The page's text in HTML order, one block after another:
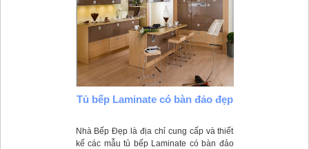
Tủ bếp Laminate có bàn đảo đẹp
Nhà Bếp Đẹp là địa chỉ cung cấp và thiết
kế các mẫu tủ bếp Laminate có bàn đảo